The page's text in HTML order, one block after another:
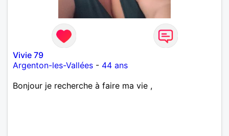
Vivie 79
Argenton-les-Vallées - 44 ans
Bonjour je recherche à faire ma vie ,